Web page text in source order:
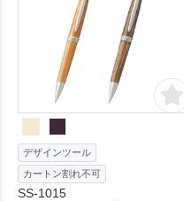
デザインツール
カートン割れ不可
SS-1015